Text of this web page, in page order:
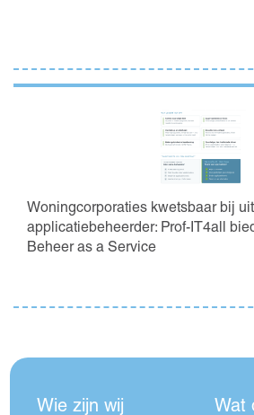
Woningcorporaties kwetsbaar bij
applicatiebeheerder: Prof-IT4all
Beheer as a Service
Wie zijn wij Wat